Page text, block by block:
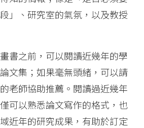
」、研究室的氣氛，以及教授
書之前，可以閱讀近幾年的學
文集；如果毫無頭緒，可以請
老師協助推薦。閱讀過近幾年
可以熟悉論文寫作的格式，也
近年的研究成果，有助於訂定